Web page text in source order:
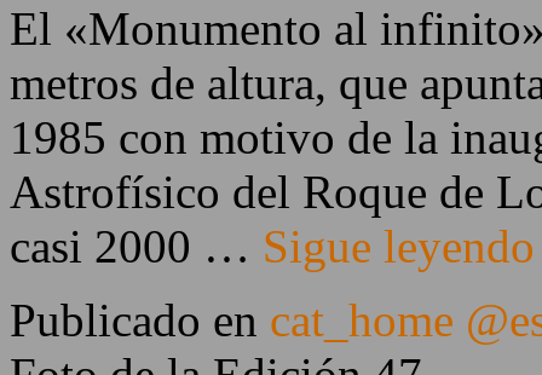
El «Monumento al
metros de altura, que
1985 con motivo de la
Astrofísico del Roque de
casi 2000 … Sigue
Publicado en cat_home